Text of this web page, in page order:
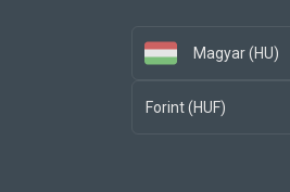
Magyar (HU)
Forint (HUF)